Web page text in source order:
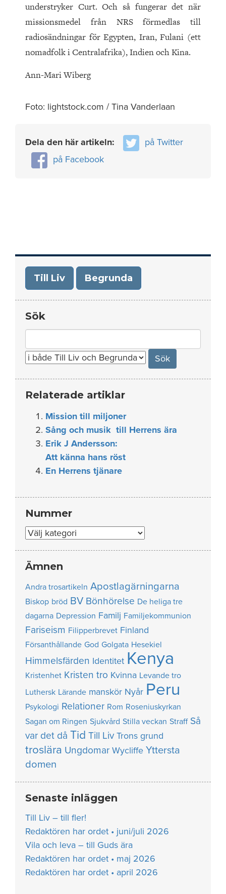
understryker Curt. Och så fungerar det när
missionsmedel från NRS förmedlas till
radiosändningar för Egypten, Iran, Fulani (ett
nomadfolk i Centralafrika), Indien och Kina.
Ann-Mari Wiberg
Foto: lightstock.com / Tina Vanderlaan
Dela den här artikeln:
på Twitter
på Facebook
Till Liv Begrunda
Sök
for:
Relaterade artiklar
Mission till miljoner
Sång och musik till Herrens ära
Erik J Andersson:
Att känna hans röst
En Herrens tjänare
Nummer
Nummer
Ämnen
Andra trosartikeln Apostlagärningarna
Biskop bröd BV Bönhörelse De heliga tre
dagarna Depression Familj Familjekommunion
Fariseism Filipperbrevet Finland
Försanthållande God Golgata Hesekiel
Himmelsfärden Identitet Kenya
Kristenhet Kristen tro Kvinna Levande tro
Luthersk Lärande manskör Nyår Peru
Psykologi Relationer Rom Roseniuskyrkan
Sagan om Ringen Sjukvård Stilla veckan Straff Så
var det då Tid Till Liv Trons grund
troslära Ungdomar Wycliffe Yttersta
domen
Senaste inläggen
Till Liv – till fler!
Redaktören har ordet • juni/juli 2026
Vila och leva – till Guds ära
Redaktören har ordet • maj 2026
Redaktören har ordet • april 2026